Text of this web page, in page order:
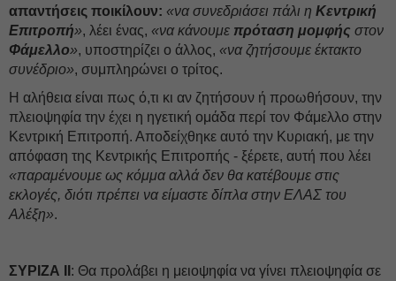
απαντήσεις ποικίλουν: «να συνεδριάσει πάλι η Κεντρική
Επιτροπή», λέει ένας, «να κάνουμε πρόταση μομφής στον
Φάμελλο», υποστηρίζει ο άλλος, «να ζητήσουμε έκτακτο
συνέδριο», συμπληρώνει ο τρίτος.
Η αλήθεια είναι πως ό,τι κι αν ζητήσουν ή προωθήσουν, την
πλειοψηφία την έχει η ηγετική ομάδα περί τον Φάμελλο στην
Κεντρική Επιτροπή. Αποδείχθηκε αυτό την Κυριακή, με την
απόφαση της Κεντρικής Επιτροπής - ξέρετε, αυτή που λέει
«παραμένουμε ως κόμμα αλλά δεν θα κατέβουμε στις
εκλογές, διότι πρέπει να είμαστε δίπλα στην ΕΛΑΣ του
Αλέξη».
ΣΥΡΙΖΑ ΙΙ : Θα προλάβει η μειοψηφία να γίνει πλειοψηφία σε